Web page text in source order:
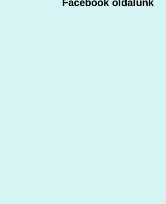
Facebook oldalunk